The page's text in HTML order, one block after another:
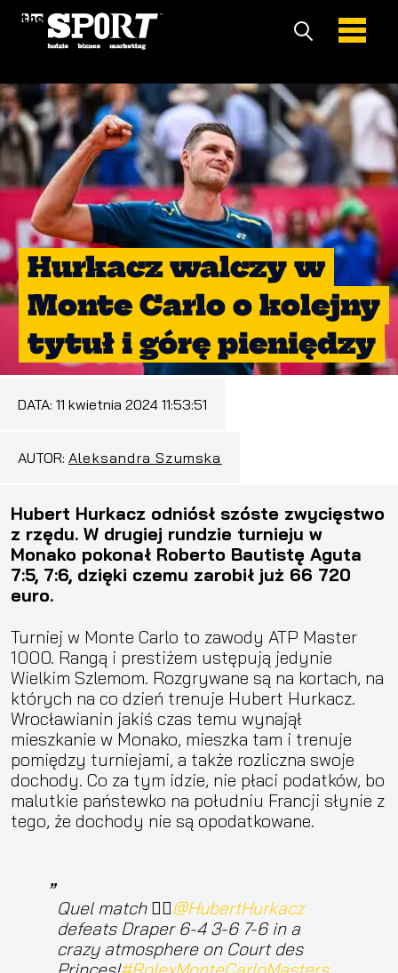
Hurkacz walczy w
Monte Carlo o kolejny
tytuł i górę pieniędzy
DATA: 11 kwietnia 2024 11:53:51
AUTOR: Aleksandra Szumska
Hubert Hurkacz odniósł szóste zwycięstwo
z rzędu. W drugiej rundzie turnieju w
Monako pokonał Roberto Bautistę Aguta
7:5, 7:6, dzięki czemu zarobił już 66 720
euro.
Turniej w Monte Carlo to zawody ATP Master
1000. Rangą i prestiżem ustępują jedynie
Wielkim Szlemom. Rozgrywane są na kortach, na
których na co dzień trenuje Hubert Hurkacz.
Wrocławianin jakiś czas temu wynajął
mieszkanie w Monako, mieszka tam i trenuje
pomiędzy turniejami, a także rozliczna swoje
dochody. Co za tym idzie, nie płaci podatków, bo
malutkie państewko na południu Francji słynie z
tego, że dochody nie są opodatkowane.
Quel match 😮‍💨@HubertHurkacz
defeats Draper 6-4 3-6 7-6 in a
crazy atmosphere on Court des